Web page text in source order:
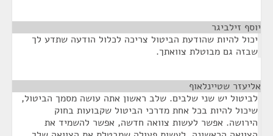
יוסף זילביגר
יכול להיות שהודעת הביטול צריכה לכלול הודעה שתדע לך
שבזה גם מבוטלת צוואתך.
אליעזר שטיינלאוף
לביטול יש שני שלבים. שלב ראשון אתה עושה מסמך הביטול,
שיכול להיות בכל אחת מדרכי הביטול שקבועות בחוק
הירושה. אפשר לעשות צוואה חדשה, אפשר להשמיד את